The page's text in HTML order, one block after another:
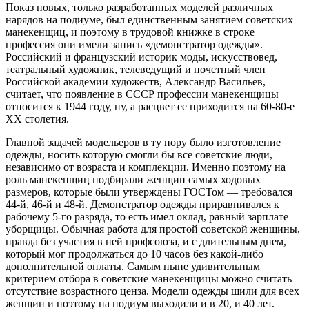
Показ новых, только разработанных моделей различных
нарядов на подиуме, был единственным занятием советских
манекенщиц, и поэтому в трудовой книжке в строке
профессия они имели запись «демонстратор одежды».
Российский и французский историк моды, искусствовед,
театральный художник, телеведущий и почетный член
Российской академии художеств, Александр Васильев,
считает, что появление в СССР профессии манекенщицы
относится к 1944 году, ну, а расцвет ее приходится на 60-80-е
XX столетия.
Главной задачей модельеров в ту пору было изготовление
одежды, носить которую смогли бы все советские люди,
независимо от возраста и комплекции. Именно поэтому на
роль манекенщиц подбирали женщин самых ходовых
размеров, которые были утверждены ГОСТом — требовался
44-й, 46-й и 48-й. Демонстратор одежды приравнивался к
рабочему 5-го разряда, то есть имел оклад, равный зарплате
уборщицы. Обычная работа для простой советской женщины,
правда без участия в ней профсоюза, и с длительным днем,
который мог продолжаться до 10 часов без какой-либо
дополнительной оплаты. Самым ныне удивительным
критерием отбора в советские манекенщицы можно считать
отсутствие возрастного ценза. Модели одежды шили для всех
женщин и поэтому на подиум выходили и в 20, и 40 лет.